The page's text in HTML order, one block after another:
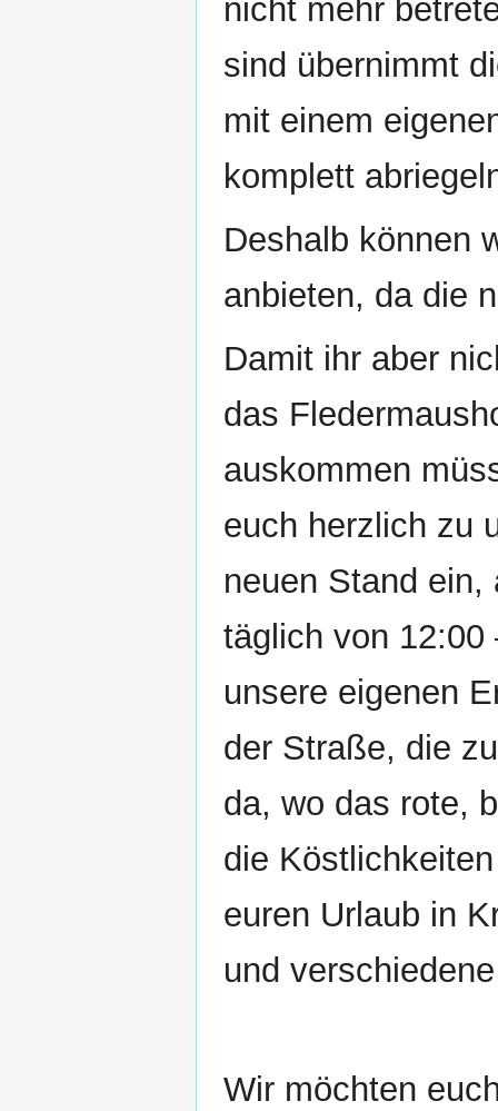
nicht mehr
sind übernimmt
mit einem
komplett
Deshalb können
anbieten, da die
Damit ihr aber
das
auskommen
euch herzlich zu
neuen Stand ein,
täglich von 12:00
unsere eigenen
der Straße, die
da, wo das rote,
die
euren Urlaub in
und
Wir möchten